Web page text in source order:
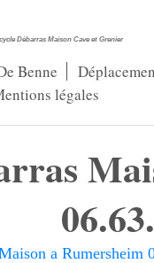
Débarras Maison Cave et Grenier
Benne
légales
a Rumersheim